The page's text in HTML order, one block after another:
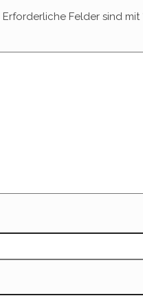
Erforderliche Felder sind mit